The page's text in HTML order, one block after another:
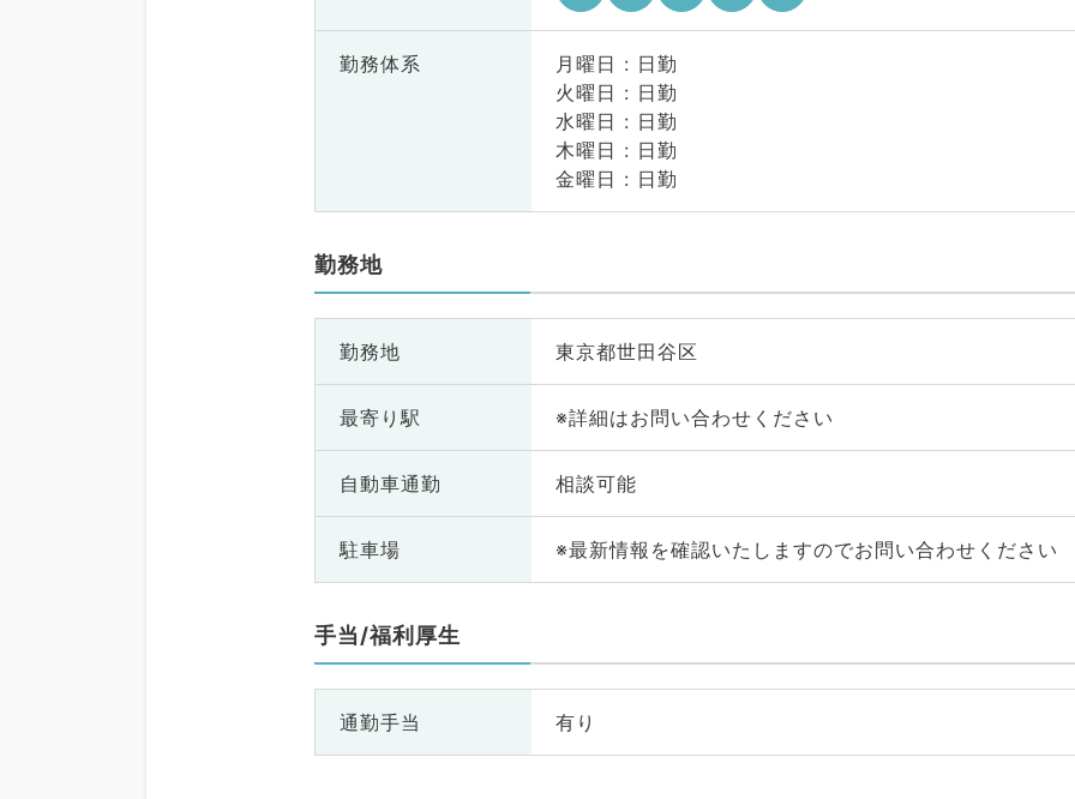
勤務体系
月曜日 : 日勤
火曜日 : 日勤
水曜日 : 日勤
木曜日 : 日勤
金曜日 : 日勤
勤務地
勤務地 東京都世田谷区
最寄り駅 ※詳細はお問い合わせください
自動車通勤 相談可能
駐車場 ※最新情報を確認いたしますのでお問い合わせください
手当/福利厚生
通勤手当 有り